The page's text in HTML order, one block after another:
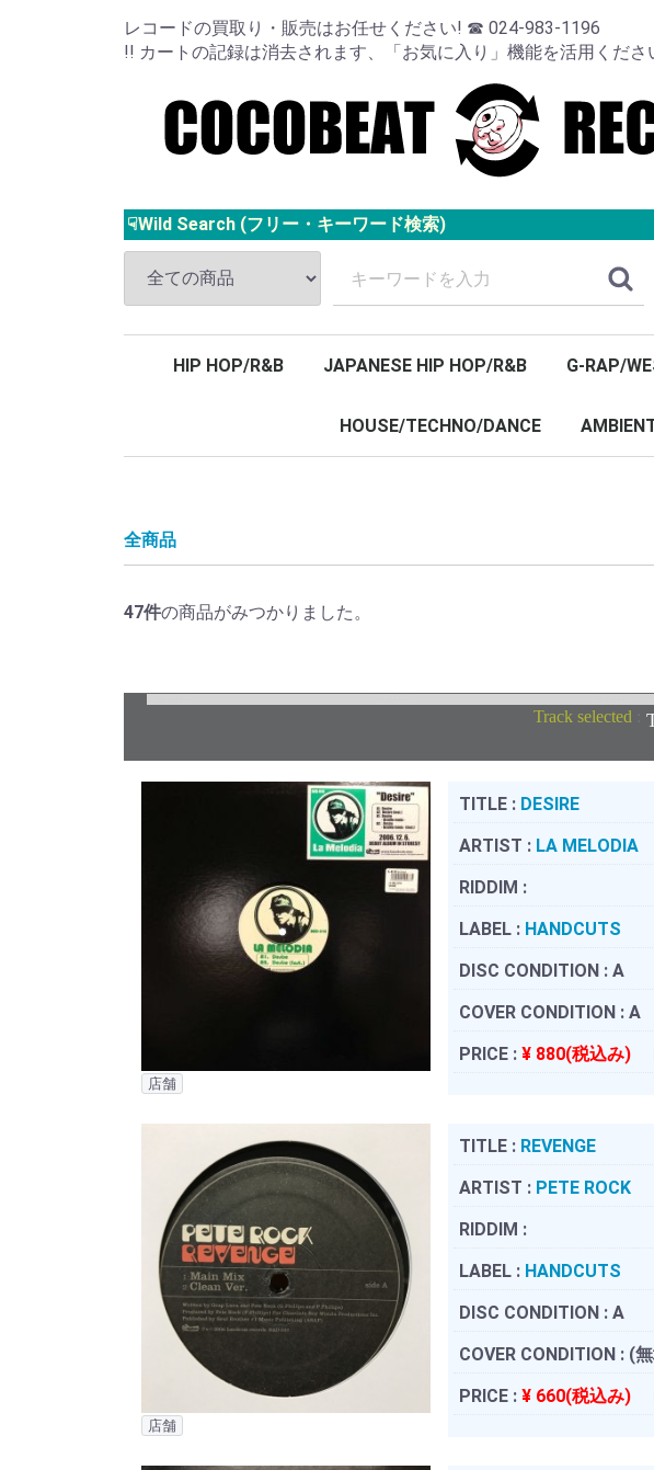
レコードの買取り・販売はお任せください! ☎ 024-983-1196
!! カートの記録は消去されます、「お気に入り」機能を活用くださ
☟Wild Search (フリー・キーワード検索)
HIP HOP/R&B JAPANESE HIP HOP/R&B G-RAP/
HOUSE/TECHNO/DANCE
全商品
47件の商品がみつかりました。
Track selected :
店舗
TITLE : DESIRE
ARTIST : LA MELODIA
RIDDIM :
LABEL : HANDCUTS
DISC CONDITION : A
COVER CONDITION : A
PRICE : ¥ 880(税込み)
店舗
TITLE : REVENGE
ARTIST : PETE ROCK
RIDDIM :
LABEL : HANDCUTS
DISC CONDITION : A
COVER CONDITION : (
PRICE : ¥ 660(税込み)